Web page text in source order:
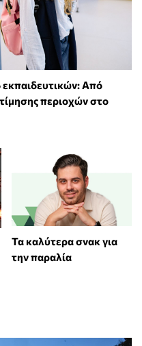
εκπαιδευτικών: Από
περιοχών στο
Τα καλύτερα σνακ για
την παραλία